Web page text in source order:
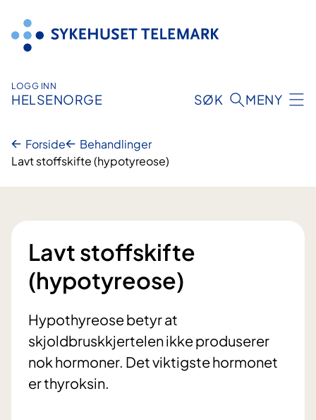
innhold
LOGG INN
HELSENORGE SØK MENY
Forside
Behandlinger
Lavt stoffskifte (hypotyreose)
Lavt stoffskifte
(hypotyreose)
Hypothyreose betyr at
skjoldbruskkjertelen ikke produserer
nok hormoner. Det viktigste hormonet
er thyroksin.